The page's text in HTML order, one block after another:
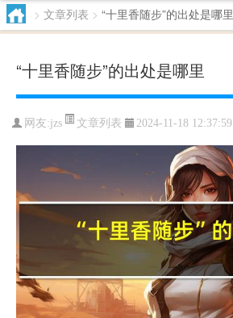
> 文章列表 > “十里香随步”的出处是哪里
“十里香随步”的出处是哪里
网友:jzs 文章列表 2024-11-18 12:37:59